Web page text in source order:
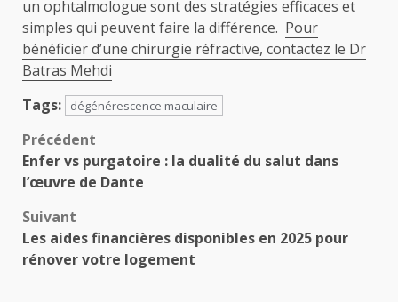
un ophtalmologue sont des stratégies efficaces et
simples qui peuvent faire la différence. Pour
bénéficier d’une chirurgie réfractive, contactez le Dr
Batras Mehdi
Tags:
dégénérescence maculaire
Navigation
d’article
Précédent
Enfer vs purgatoire : la dualité du salut dans
l’œuvre de Dante
Suivant
Les aides financières disponibles en 2025 pour
rénover votre logement